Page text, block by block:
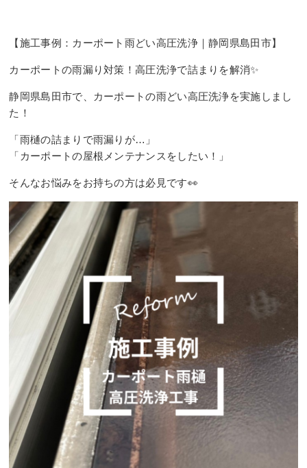
【施工事例：カーポート雨どい高圧洗浄｜静岡県島田市】
カーポートの雨漏り対策！高圧洗浄で詰まりを解消✨
静岡県島田市で、カーポートの雨どい高圧洗浄を実施しまし
た！
「雨樋の詰まりで雨漏りが…」
「カーポートの屋根メンテナンスをしたい！」
そんなお悩みをお持ちの方は必見です👀